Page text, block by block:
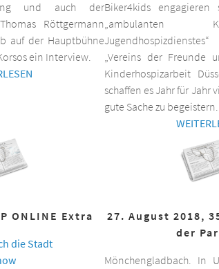
und auch der
Röttgermann
auf der Hauptbühne
ein Interview.
Biker4kids engagieren
„ambulanten
„Vereins der Freunde
Kinderhospizarbeit
schaffen es Jahr für Jahr
gute Sache zu begeistern.
ONLINE Extra
die Stadt
27. August 2018,
der
Mönchengladbach. In